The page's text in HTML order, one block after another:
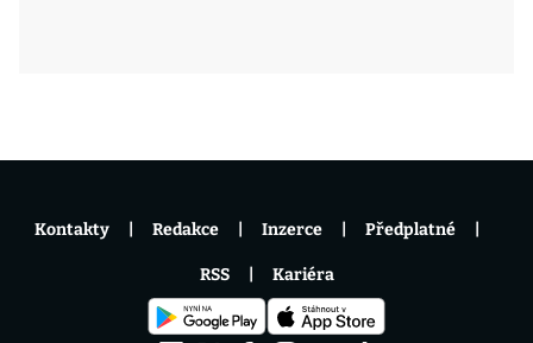
Kontakty Redakce Inzerce Předplatné
RSS Kariéra